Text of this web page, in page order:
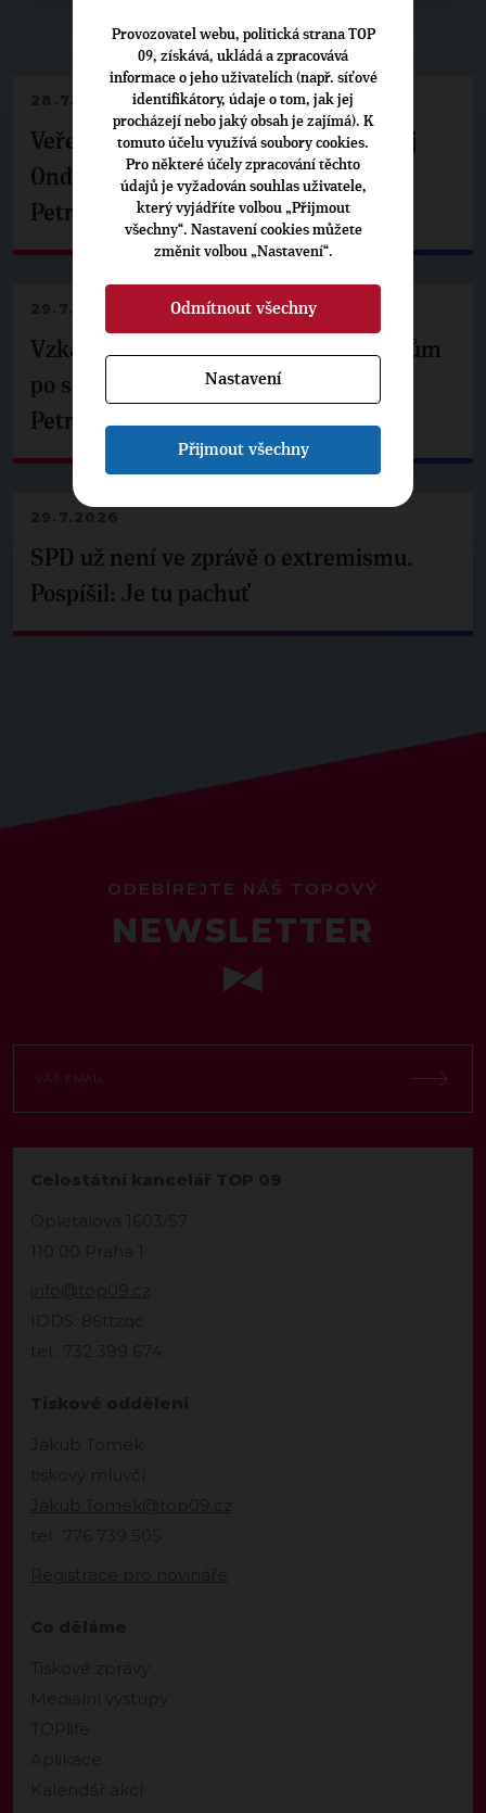
▶NEPŘEHLÉDNĚTE◀
28.7.2026
Veřejné finance, euro i školství. Matěj
Ondřej Havel jednal s prezidentem
Petrem Pavlem
29.7.2026
Vzkaz Matěje Ondřeje Havla příznivcům
po setkání s prezidentem republiky
Petrem Pavlem
29.7.2026
SPD už není ve zprávě o extremismu.
Pospíšil: Je tu pachuť
ODEBÍREJTE NÁŠ TOPOVÝ
NEWSLETTER
Celostátní kancelář TOP 09
Opletalova 1603/57
110 00 Praha 1
info@top09.cz
IDDS: 86ttzqc
tel.: 732 399 674
Tiskové oddělení
Jakub Tomek
tiskový mluvčí
Jakub.Tomek@top09.cz
tel.: 776 739 505
Registrace pro novináře
Co děláme
Tiskové zprávy
Mediální výstupy
TOPlife
Aplikace
Kalendář akcí
Provozovatel webu, politická strana TOP
09, získává, ukládá a zpracovává
informace o jeho uživatelích (např. síťové
identifikátory, údaje o tom, jak jej
procházejí nebo jaký obsah je zajímá). K
tomuto účelu využívá soubory cookies.
Pro některé účely zpracování těchto
údajů je vyžadován souhlas uživatele,
který vyjádříte volbou „Přijmout
všechny“. Nastavení cookies můžete
změnit volbou „Nastavení“.
Odmítnout všechny
Nastavení
Přijmout všechny